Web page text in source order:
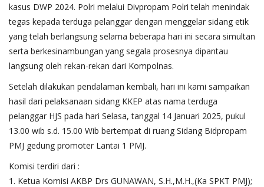
kasus DWP 2024. Polri melalui Divpropam Polri telah menindak
tegas kepada terduga pelanggar dengan menggelar sidang etik
yang telah berlangsung selama beberapa hari ini secara simultan
serta berkesinambungan yang segala prosesnya dipantau
langsung oleh rekan-rekan dari Kompolnas.
Setelah dilakukan pendalaman kembali, hari ini kami sampaikan
hasil dari pelaksanaan sidang KKEP atas nama terduga
pelanggar HJS pada hari Selasa, tanggal 14 Januari 2025, pukul
13.00 wib s.d. 15.00 Wib bertempat di ruang Sidang Bidpropam
PMJ gedung promoter Lantai 1 PMJ.
Komisi terdiri dari :
1. Ketua Komisi AKBP Drs GUNAWAN, S.H.,M.H.,(Ka SPKT PMJ);